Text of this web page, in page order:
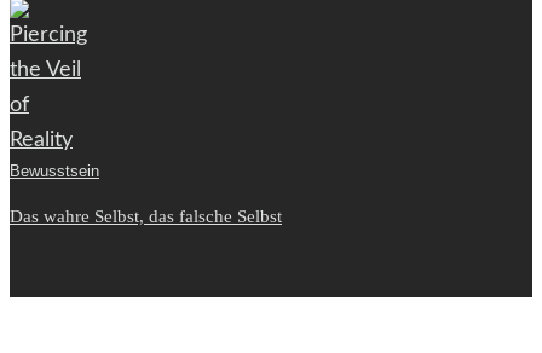
Bewusstsein
Das wahre Selbst, das falsche Selbst